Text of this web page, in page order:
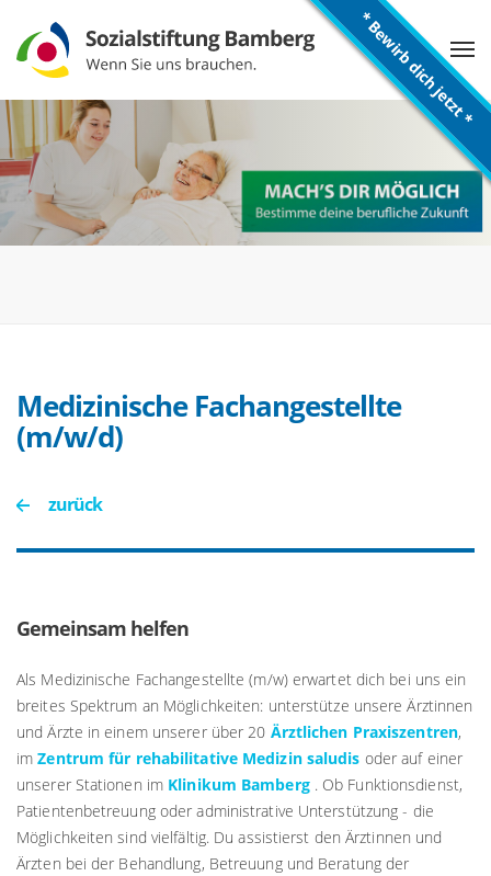
Medizinische Fachangestellte
(m/w/d)
zurück
Gemeinsam helfen
Als Medizinische Fachangestellte (m/w) erwartet dich bei uns ein
breites Spektrum an Möglichkeiten: unterstütze unsere Ärztinnen
und Ärzte in einem unserer über 20 Ärztlichen Praxiszentren,
imZentrum für rehabilitative Medizin saludis oder auf einer
unserer Stationen im Klinikum Bamberg. Ob Funktionsdienst,
Patientenbetreuung oder administrative Unterstützung - die
Möglichkeiten sind vielfältig. Du assistierst den Ärztinnen und
Ärzten bei der Behandlung, Betreuung und Beratung der
* Bewirb dich jetzt *